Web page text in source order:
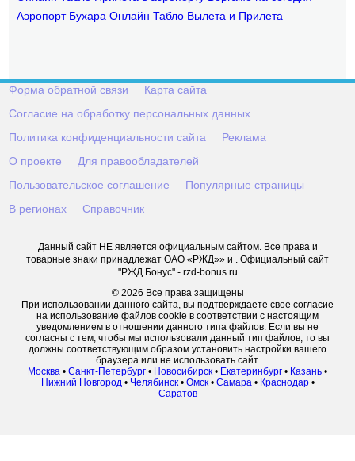
Аэропорт Бухара Онлайн Табло Вылета и Прилета
Форма обратной связи
Карта сайта
Согласие на обработку персональных данных
Политика конфиденциальности сайта
Реклама
О проекте
Для правообладателей
Пользовательское соглашение
Популярные страницы
В регионах
Справочник
Данный сайт НЕ является официальным сайтом. Все права и
товарные знаки принадлежат ОАО «РЖД»» и . Официальный сайт
"РЖД Бонус" - rzd-bonus.ru
© 2026 Все права защищены
При использовании данного сайта, вы подтверждаете свое согласие
на использование файлов cookie в соответствии с настоящим
уведомлением в отношении данного типа файлов. Если вы не
согласны с тем, чтобы мы использовали данный тип файлов, то вы
должны соответствующим образом установить настройки вашего
браузера или не использовать сайт.
Москва • Санкт-Петербург • Новосибирск • Екатеринбург • Казань •
Нижний Новгород• Челябинск• Омск• Самара• Краснодар•
Саратов